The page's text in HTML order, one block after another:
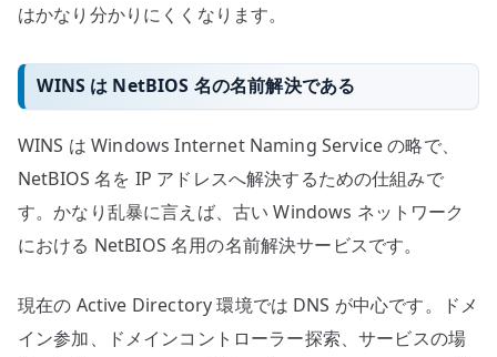
はかなり分かりにくくなります。
WINS は NetBIOS 名の名前解決である
WINS は Windows Internet Naming Service の略で、
NetBIOS 名を IP アドレスへ解決するための仕組みで
す。かなり乱暴に言えば、古い Windows ネットワーク
における NetBIOS 名用の名前解決サービスです。
現在の Active Directory 環境では DNS が中心です。ドメ
イン参加、ドメインコントローラー探索、サービスの場